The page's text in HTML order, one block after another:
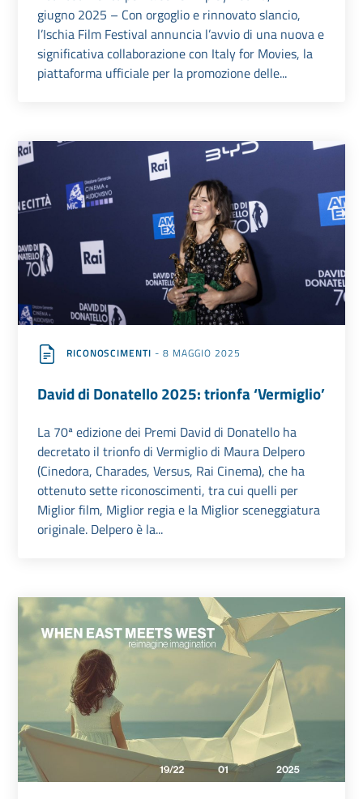
giugno 2025 – Con orgoglio e rinnovato slancio,
l’Ischia Film Festival annuncia l’avvio di una nuova e
significativa collaborazione con Italy for Movies, la
piattaforma ufficiale per la promozione delle...
RICONOSCIMENTI - 8 MAGGIO 2025
David di Donatello 2025: trionfa ‘Vermiglio’
La 70ª edizione dei Premi David di Donatello ha
decretato il trionfo di Vermiglio di Maura Delpero
(Cinedora, Charades, Versus, Rai Cinema), che ha
ottenuto sette riconoscimenti, tra cui quelli per
Miglior film, Miglior regia e la Miglior sceneggiatura
originale. Delpero è la...